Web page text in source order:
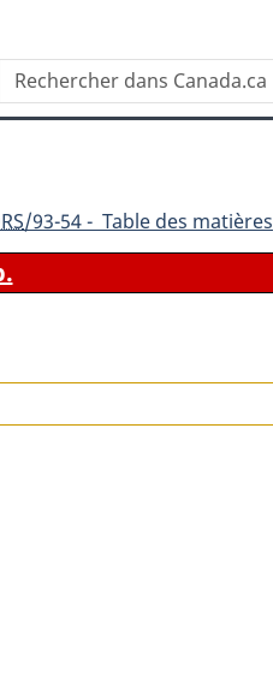
Rechercher
dans
Canada.ca
/93-54 - Table des matières